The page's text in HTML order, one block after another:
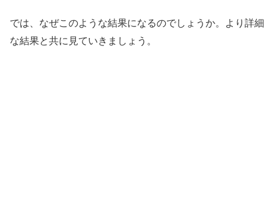
では、なぜこのような結果になるのでしょうか。より詳細
な結果と共に見ていきましょう。